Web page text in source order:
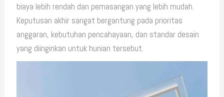
biaya lebih rendah dan pemasangan yang lebih mudah.
Keputusan akhir sangat bergantung pada prioritas
anggaran, kebutuhan pencahayaan, dan standar desain
yang diinginkan untuk hunian tersebut.